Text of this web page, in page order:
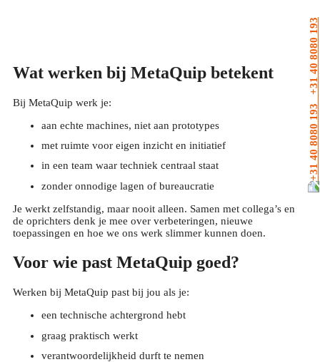
+31 40 8080 193
Wat werken bij MetaQuip betekent
Bij MetaQuip werk je:
aan echte machines, niet aan prototypes
met ruimte voor eigen inzicht en initiatief
in een team waar techniek centraal staat
zonder onnodige lagen of bureaucratie
Je werkt zelfstandig, maar nooit alleen. Samen met collega’s en
de oprichters denk je mee over verbeteringen, nieuwe
toepassingen en hoe we ons werk slimmer kunnen doen.
Voor wie past MetaQuip goed?
Werken bij MetaQuip past bij jou als je:
een technische achtergrond hebt
graag praktisch werkt
verantwoordelijkheid durft te nemen